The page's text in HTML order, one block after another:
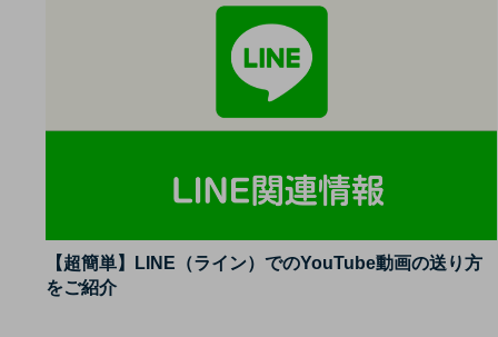
【超簡単】LINE（ライン）でのYouTube動画の送り方
をご紹介